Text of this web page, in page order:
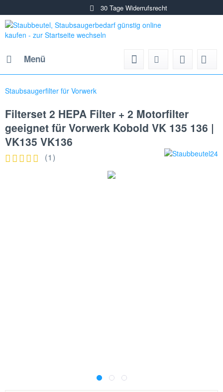
30 Tage Widerrufsrecht
Menü
Staubsaugerfilter für Vorwerk
Filterset 2 HEPA Filter + 2 Motorfilter
geeignet für Vorwerk Kobold VK 135 136 |
VK135 VK136
(1)